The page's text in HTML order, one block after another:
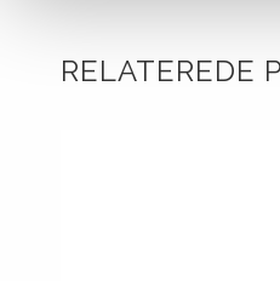
RELATEREDE